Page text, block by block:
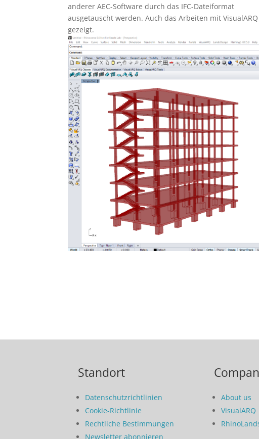
anderer AEC-Software durch das IFC-Dateiformat
ausgetauscht werden. Auch das Arbeiten mit
gezeigt.
Standort
Datenschutzrichtlinien
Cookie-Richtlinie
Rechtliche Bestimmungen
Newsletter abonnieren
About us
VisualARQ